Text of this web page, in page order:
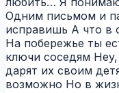
Одним письмом и
исправишь А что в
На побережье ты
ключи соседям
дарят их своим
возможно Но в